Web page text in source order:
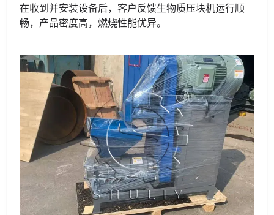
在收到并安装设备后，客户反馈生物质压块机运行顺
畅，产品密度高，燃烧性能优异。